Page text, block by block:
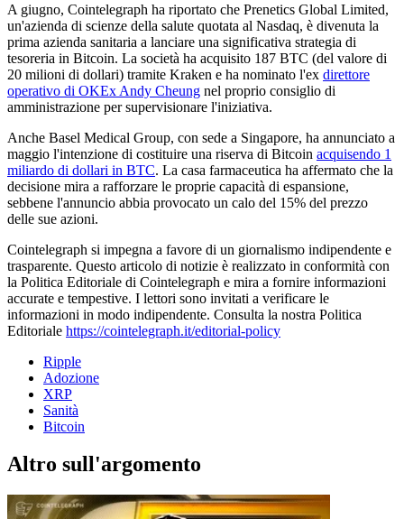
A giugno, Cointelegraph ha riportato che Prenetics Global Limited,
un'azienda di scienze della salute quotata al Nasdaq, è divenuta la
prima azienda sanitaria a lanciare una significativa strategia di
tesoreria in Bitcoin. La società ha acquisito 187 BTC (del valore di
20 milioni di dollari) tramite Kraken e ha nominato l'ex direttore
operativo di OKEx Andy Cheung nel proprio consiglio di
amministrazione per supervisionare l'iniziativa.
Anche Basel Medical Group, con sede a Singapore, ha annunciato a
maggio l'intenzione di costituire una riserva di Bitcoin acquisendo 1
miliardo di dollari in BTC. La casa farmaceutica ha affermato che la
decisione mira a rafforzare le proprie capacità di espansione,
sebbene l'annuncio abbia provocato un calo del 15% del prezzo
delle sue azioni.
Cointelegraph si impegna a favore di un giornalismo indipendente e
trasparente. Questo articolo di notizie è realizzato in conformità con
la Politica Editoriale di Cointelegraph e mira a fornire informazioni
accurate e tempestive. I lettori sono invitati a verificare le
informazioni in modo indipendente. Consulta la nostra Politica
Editoriale https://cointelegraph.it/editorial-policy
Ripple
Adozione
XRP
Sanità
Bitcoin
Altro sull'argomento